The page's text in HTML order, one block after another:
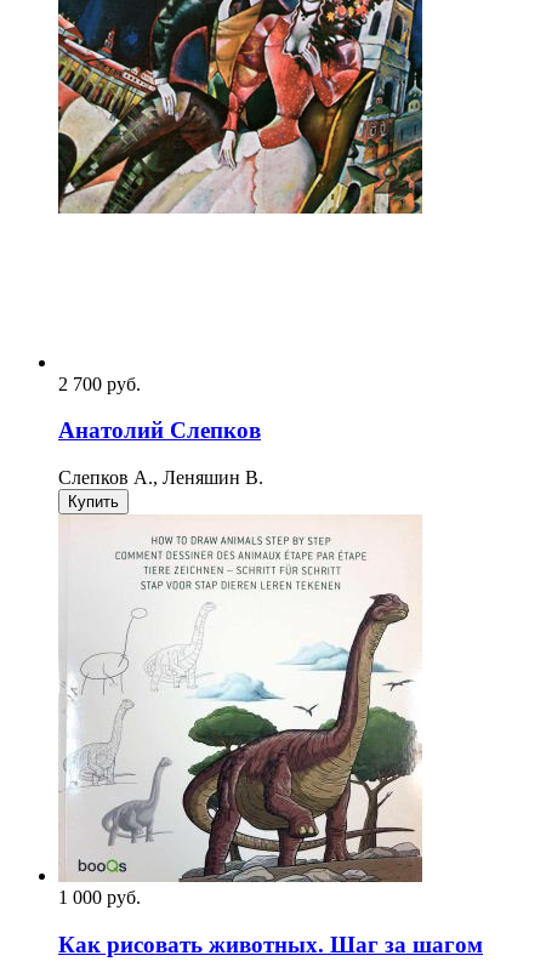
2 700 pуб.
Анатолий Слепков
Слепков А., Леняшин В.
Купить
1 000 pуб.
Как рисовать животных. Шаг за шагом